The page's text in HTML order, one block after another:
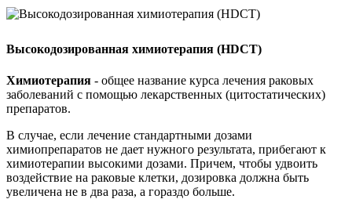
Высокодозированная химиотерапия (HDCT)
Химиотерапия - общее название курса лечения раковых
заболеваний с помощью лекарственных (цитостатических)
препаратов.
В случае, если лечение стандартными дозами
химиопрепаратов не дает нужного результата, прибегают к
химиотерапии высокими дозами. Причем, чтобы удвоить
воздействие на раковые клетки, дозировка должна быть
увеличена не в два раза, а гораздо больше.